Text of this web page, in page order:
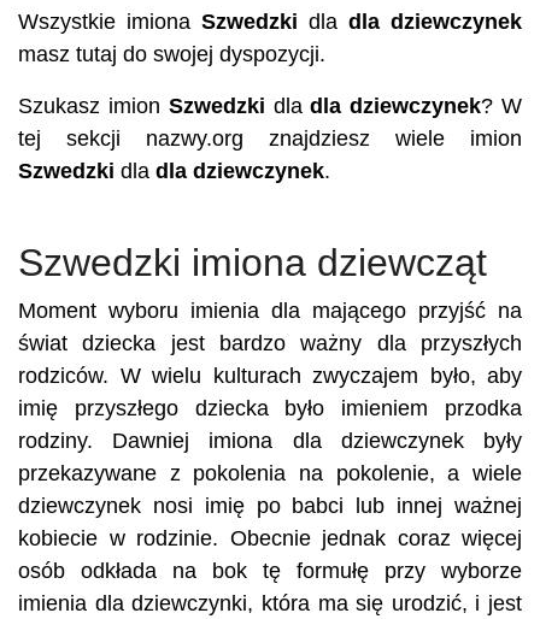
Wszystkie imiona Szwedzki dla dla dziewczynek
masz tutaj do swojej dyspozycji.
Szukasz imion Szwedzki dladla dziewczynek? W
tej sekcji nazwy.org znajdziesz wiele imion
Szwedzki dla dla dziewczynek.
Szwedzki imiona dziewcząt
Moment wyboru imienia dla mającego przyjść na
świat dziecka jest bardzo ważny dla przyszłych
rodziców. W wielu kulturach zwyczajem było, aby
imię przyszłego dziecka było imieniem przodka
rodziny. Dawniej imiona dla dziewczynek były
przekazywane z pokolenia na pokolenie, a wiele
dziewczynek nosi imię po babci lub innej ważnej
kobiecie w rodzinie. Obecnie jednak coraz więcej
osób odkłada na bok tę formułę przy wyborze
imienia dla dziewczynki, która ma się urodzić, i jest